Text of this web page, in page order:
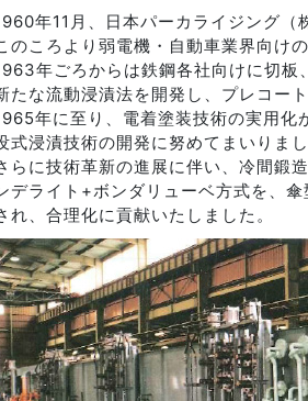
年11月、日本パーカライジング（
のころより弱電機・自動車業界向け
年ごろからは鉄鋼各社向けに切板
たな流動浸漬法を開発し、プレコー
年に至り、電着塗装技術の実用化
式浸漬技術の開発に努めてまいりまし
らに技術革新の進展に伴い、冷間鍛
デライト+ボンダリューベ方式を、
れ、合理化に貢献いたしました。